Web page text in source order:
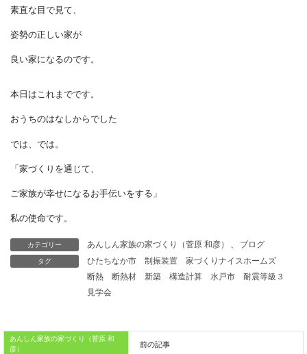
たとえ姿勢が悪くても
相応の強度が確保できます。
なんとなく素人が見ても
危なっかしく見えるような家は、
どんなに構造計算で
確認できていても
姿勢の悪い家です。
素直な目で見て、
姿勢の正しい家が
本日はこれまでです。
カテゴリー あんしん家族の家づくり（菅原 和彦） 、
ブログ
タグ
ひたちなか市 制振装置
家づくりナイスホームズ
断熱
断熱材 新築 構造計算 水戸市
耐震等級３
見学会
あんしん家族の家づくり（菅原 和
彦）